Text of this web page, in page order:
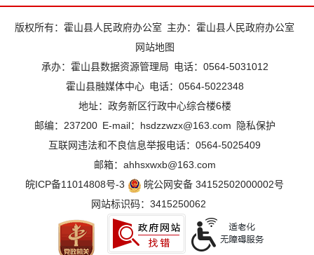
版权所有：霍山县人民政府办公室 主办：霍山县人民政府办公室
网站地图
承办：霍山县数据资源管理局 电话：0564-5031012
霍山县融媒体中心 电话：0564-5022348
地址：政务新区行政中心综合楼6楼
邮编：237200 E-mail：hsdzzwzx@163.com
隐私保护
互联网违法和不良信息举报电话：0564-5025409
邮箱：ahhsxwxb@163.com
皖ICP备11014808号-3
皖公网安备 34152502000002号
网站标识码：3415250062